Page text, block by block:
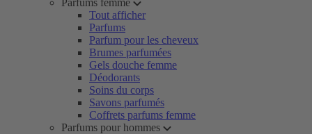
Parfums femme
Tout afficher
Parfums
Parfum pour les cheveux
Brumes parfumées
Gels douche femme
Déodorants
Soins du corps
Savons parfumés
Coffrets parfums femme
Parfums pour hommes